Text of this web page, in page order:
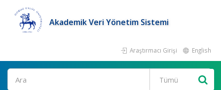
Akademik Veri Yönetim Sistemi
Araştırmacı Girişi English
Ara